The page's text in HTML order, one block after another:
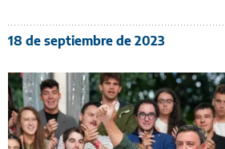
18 de septiembre de 2023